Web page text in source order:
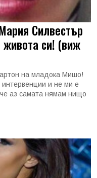
Силвестър
си! (виж
на младока Мишо!
и не ми е
аз самата нямам нищо